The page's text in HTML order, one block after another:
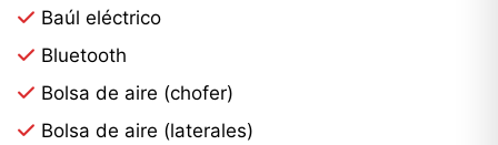
Baúl eléctrico
Bluetooth
Bolsa de aire (chofer)
Bolsa de aire (laterales)